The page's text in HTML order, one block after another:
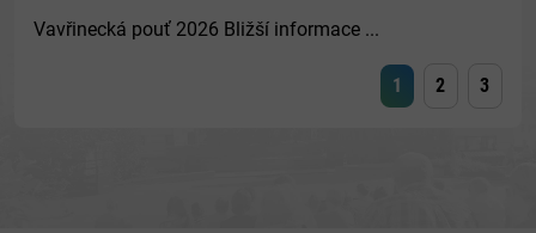
Vavřinecká pouť 2026 Bližší informace ...
1 2 3